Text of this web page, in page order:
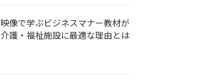
映像で学ぶビジネスマナー教材が
介護・福祉施設に最適な理由とは